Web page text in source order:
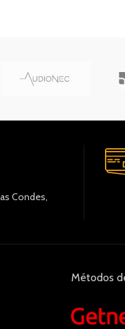
Condes,
Métodos